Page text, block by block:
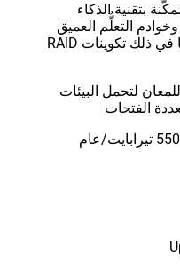
بتقنية الذكاء
التعلُّم العميق
والتخزين المستند إلى السحابة بما في ذلك تكوينات RAID
لتحمل البيئات
الفتحات